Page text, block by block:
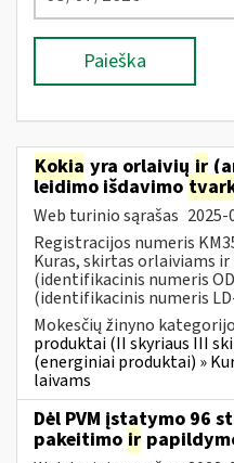
Paieška
Kokia yra orlaivių ir
leidimo išdavimo
Web turinio sąrašas 2025-
Registracijos numeris
Kuras, skirtas orlaiviams
(identifikacinis numeris
(identifikacinis numeris
Mokesčių žinyno
produktai (II skyriaus III
(energiniai produktai) »
laivams
Dėl PVM įstatymo 96
pakeitimo ir